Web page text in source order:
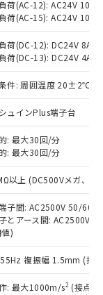
荷(AC-12): AC24V 10A/
荷(AC-15): AC24V
荷(DC-12): DC24V 8A/
荷(DC-13): DC24V 4A/
件: 周囲温度 20±2℃、
ュインPlus端子台
: 最大30回/分
: 最大30回/分
以上 (DC500Vメガ、点
子間: AC2500V 50/
とアース間: AC2500V
)
複振幅 1.5mm (接
: 最大1000m/s2 (接点
品もある
結果は、
社内デー
あり、閲
および標
格はお客
担当のオ
販売員に
社販売拠
をご確認
当社の
作成サー
として
などや
ビフェニル
エーテル類
ヘキシ
ジブチル
チル
を超える意
、予定
RoHSの
。
へお問
カドミウ
化ビフェ
フタル酸ジ
ルベンジ
てが基
有害物
影響を
ち、外国
る商品
を輸出
は、日本
取引許
続きを
合は、完
出されな
。
ミサイ
その他
等に一切
売する
内容を当
当社は、
係者が違
合は、取
庫あり
につ
先、ま
ン制御
ご確
状況の